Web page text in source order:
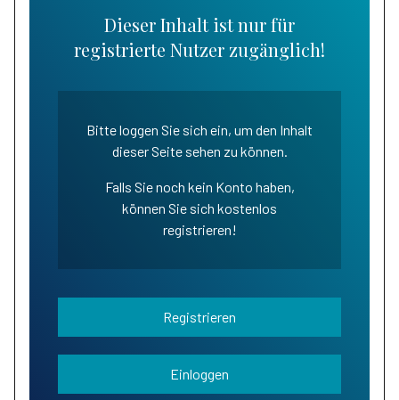
Dieser Inhalt ist nur für
registrierte Nutzer zugänglich!
Bitte loggen Sie sich ein, um den Inhalt
dieser Seite sehen zu können.
Falls Sie noch kein Konto haben,
können Sie sich kostenlos
registrieren!
Registrieren
Einloggen